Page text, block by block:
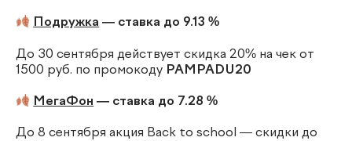
Подружка — ставка до 9.13 %
До 30 сентября действует скидка 20% на чек от
1500 руб. по промокоду PAMPADU20
МегаФон — ставка до 7.28 %
До 8 сентября акция Back to school — скидки до